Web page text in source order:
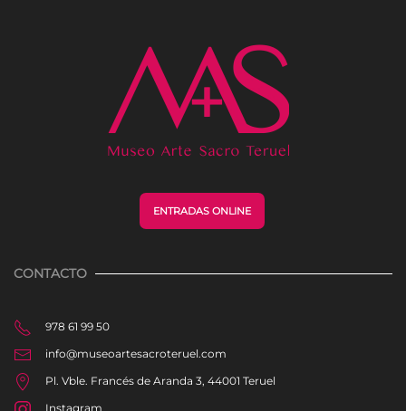
ENTRADAS ONLINE
CONTACTO
978 61 99 50
info@museoartesacroteruel.com
Pl. Vble. Francés de Aranda 3, 44001 Teruel
Instagram